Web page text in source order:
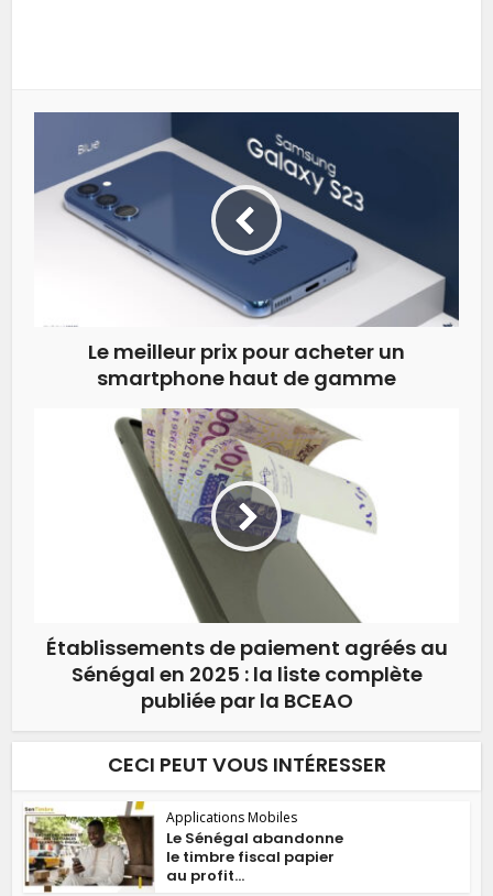
Le meilleur prix pour acheter un
smartphone haut de gamme
Établissements de paiement agréés au
Sénégal en 2025 : la liste complète
publiée par la BCEAO
CECI PEUT VOUS INTÉRESSER
Applications Mobiles
Le Sénégal abandonne
le timbre fiscal papier
au profit...